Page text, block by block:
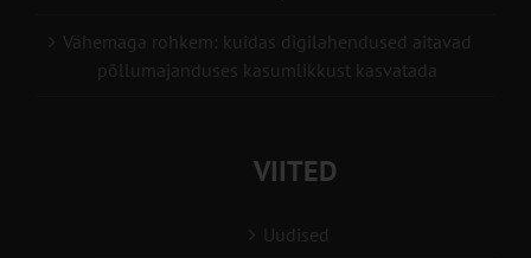
Vähemaga rohkem: kuidas digilahendused aitavad
põllumajanduses kasumlikkust kasvatada
VIITED
Uudised